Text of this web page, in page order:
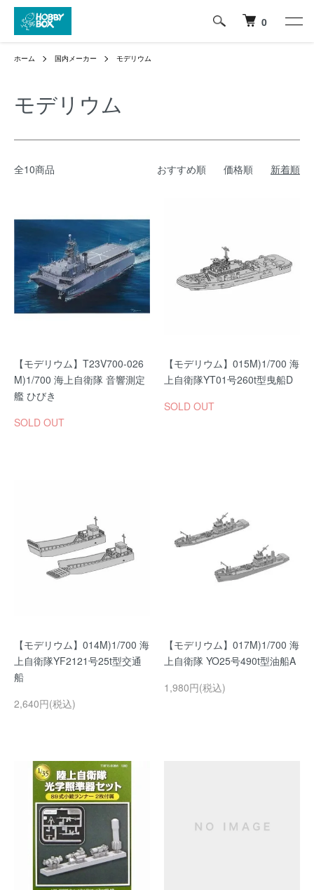
0
ホーム 国内メーカー モデリウム
モデリウム
全10商品 おすすめ順 価格順 新着順
【モデリウム】T23V700-026
M)1/700 海上自衛隊 音響測定
艦 ひびき
SOLD OUT
【モデリウム】015M)1/700 海
上自衛隊YT01号260t型曳船D
SOLD OUT
【モデリウム】014M)1/700 海
上自衛隊YF2121号25t型交通
船
2,640円(税込)
【モデリウム】017M)1/700 海
上自衛隊 YO25号490t型油船A
1,980円(税込)